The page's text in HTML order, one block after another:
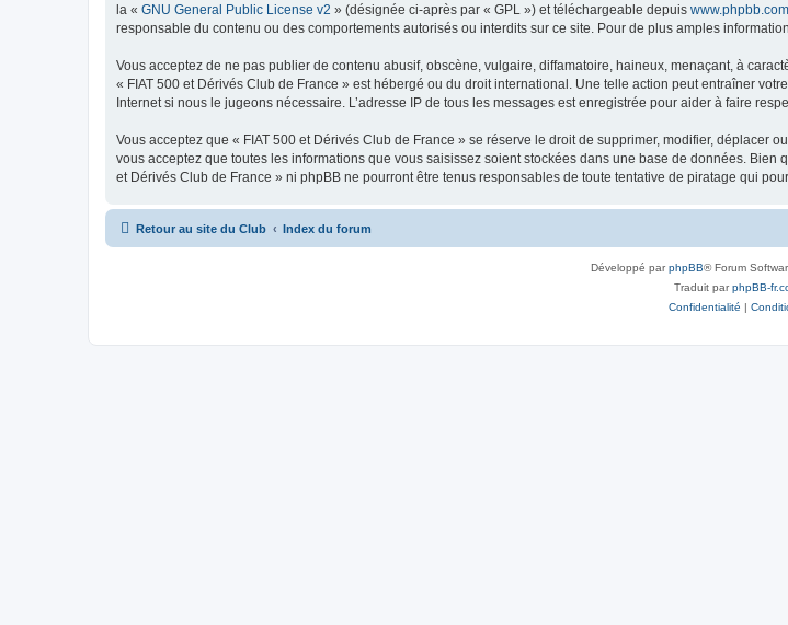
la « GNU General Public License v2 » (désignée ci-après par « GPL ») et téléchargeable depuis www.phpbb.com
responsable du contenu ou des comportements autorisés ou interdits sur ce site. Pour de plus amples
Vous acceptez de ne pas publier de contenu abusif, obscène, vulgaire, diffamatoire, haineux, menaçant, à
« FIAT 500 et Dérivés Club de France » est hébergé ou du droit international. Une telle action peut entraîner
Internet si nous le jugeons nécessaire. L’adresse IP de tous les messages est enregistrée pour aider à faire
Vous acceptez que « FIAT 500 et Dérivés Club de France » se réserve le droit de supprimer, modifier, déplacer
vous acceptez que toutes les informations que vous saisissez soient stockées dans une base de données.
et Dérivés Club de France » ni phpBB ne pourront être tenus responsables de toute tentative de piratage qui
Retour au site du Club Index du forum
Développé parphpBB® Forum
Traduit parphpBB-
Confidentialité |